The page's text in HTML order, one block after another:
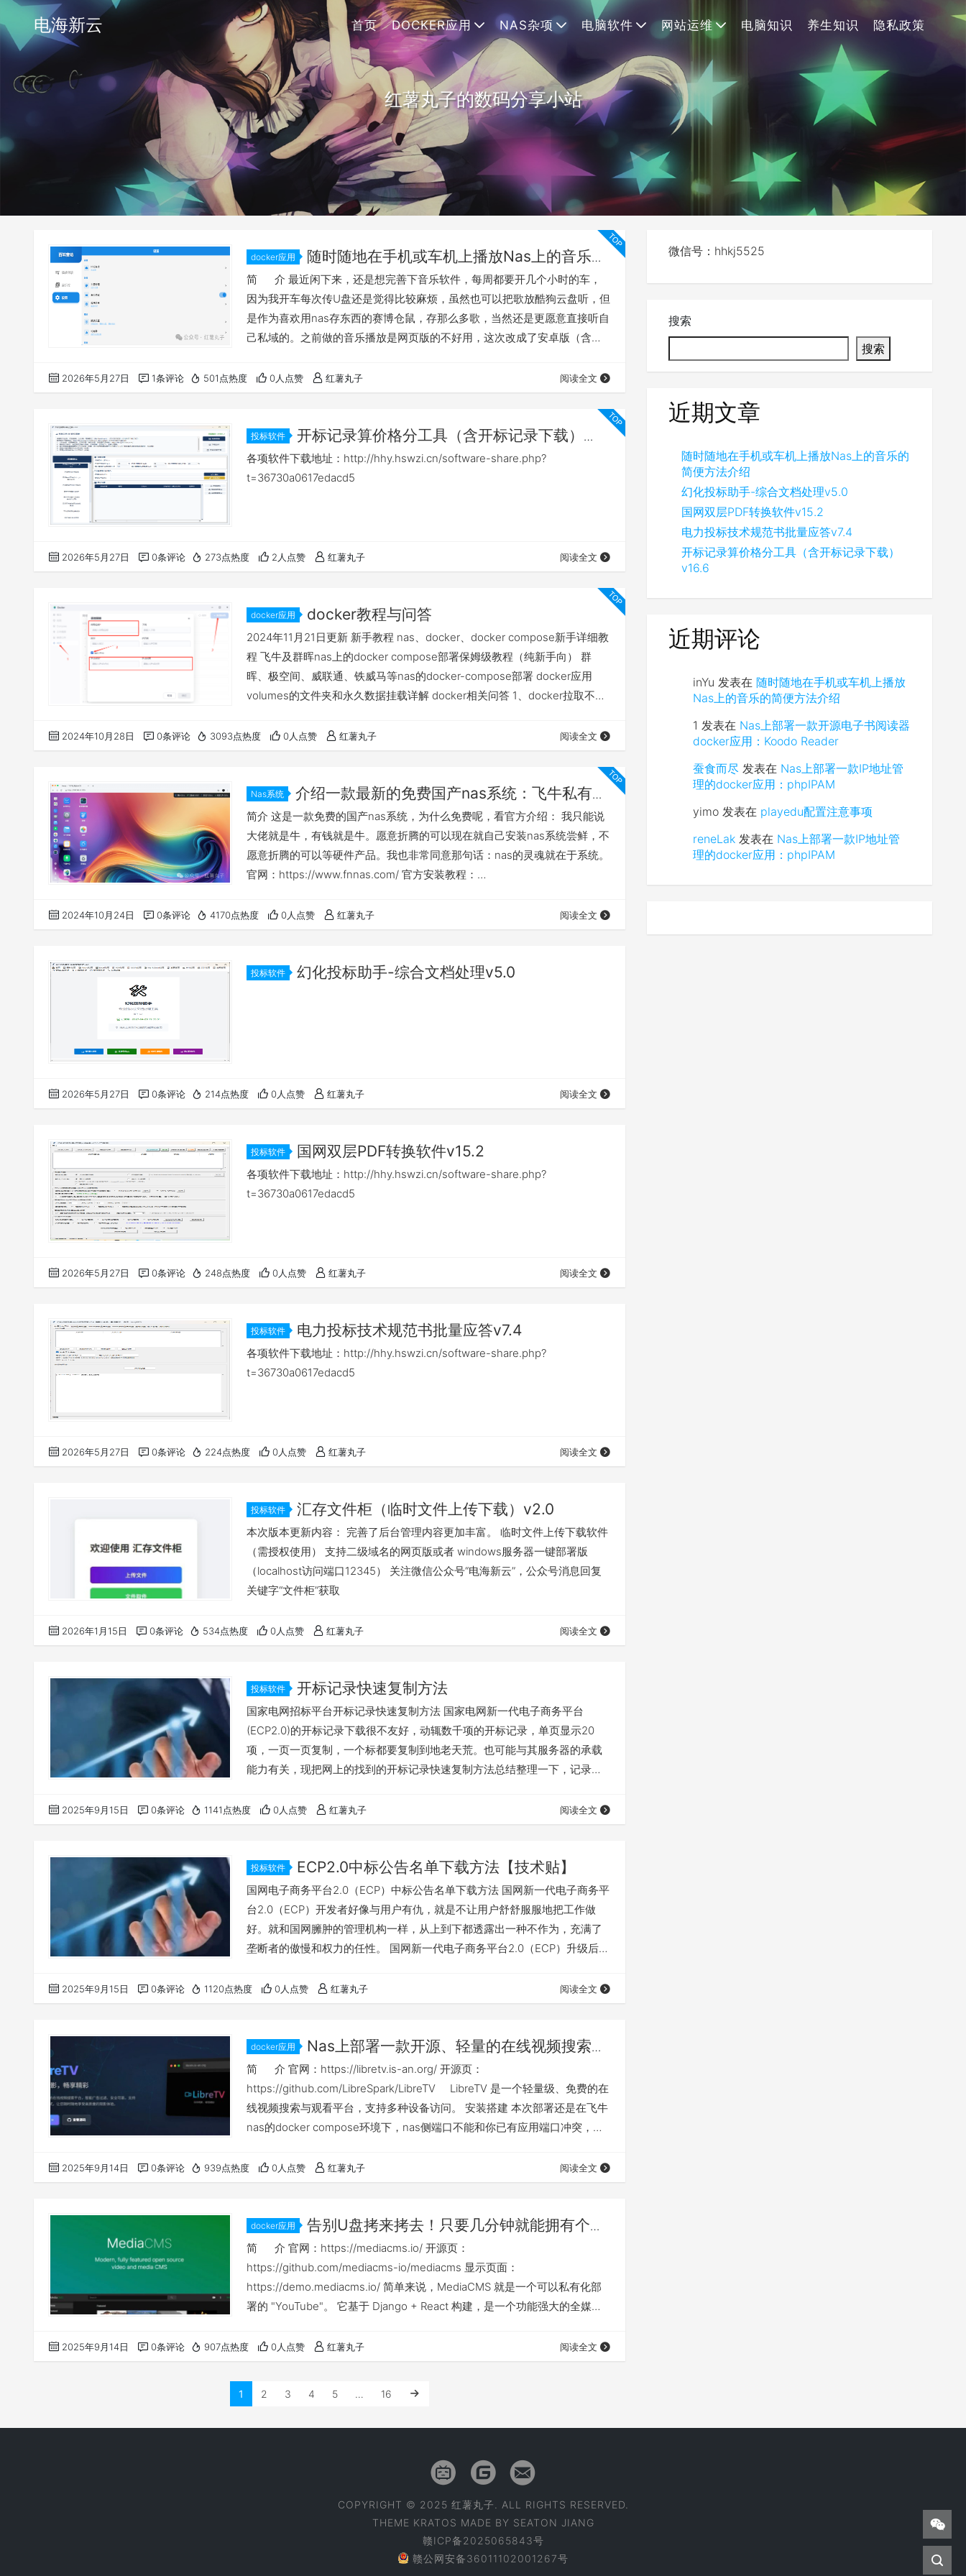
电海新云 首页 DOCKER应用 NAS杂项 电脑软件 网站运维 电脑知识 养生知识 隐私政策
红薯丸子的数码分享小站
docker应用
随时随地在手机或车机上播放Nas上的音乐的
简便方法介绍
简 介 最近闲下来，还是想完善下音乐软件，每周都要开几个小时的车，
因为我开车每次传U盘还是觉得比较麻烦，虽然也可以把歌放酷狗云盘听，但
是作为喜欢用nas存东西的赛博仓鼠，存那么多歌，当然还是更愿意直接听自
己私域的。之前做的音乐播放是网页版的不好用，这次改成了安卓版（含车
mobimusic也是可以用的，但是我感觉想添加一些功能还是自己做一个更方
便，软件主打纯净，实用，便捷。软件就叫百味音坊把 软件特点： 1、连接…
2026年5月27日 1条评论 501点热度 0人点赞 红薯丸子 阅读全文
投标软件
开标记录算价格分工具（含开标记录下载）
v16.6
各项软件下载地址：http://hhy.hswzi.cn/software-share.php?
t=36730a0617edacd5
2026年5月27日 0条评论 273点热度 2人点赞 红薯丸子 阅读全文
docker应用 docker教程与问答
2024年11月21日更新 新手教程 nas、docker、docker compose新手详细教
程 飞牛及群晖nas上的docker compose部署保姆级教程（纯新手向） 群
晖、极空间、威联通、铁威马等nas的docker-compose部署 docker应用
volumes的文件夹和永久数据挂载详解 docker相关问答 1、docker拉取不了
常见问题汇总贴 2、nas异地访问的4种方案，哪个适合我 飞牛nas的4种远程
访问方…
2024年10月28日 0条评论 3093点热度 0人点赞 红薯丸子 阅读全文
Nas系统
介绍一款最新的免费国产nas系统：飞牛私有云
fnOS
简介 这是一款免费的国产nas系统，为什么免费呢，看官方介绍： 我只能说
大佬就是牛，有钱就是牛。愿意折腾的可以现在就自己安装nas系统尝鲜，不
愿意折腾的可以等硬件产品。我也非常同意那句话：nas的灵魂就在于系统。
官网：https://www.fnnas.com/ 官方安装教程：
统做个简单介绍，因为公测版本是0.8.11，所以是会慢慢完善的，需要使用的
必须备份好自己的数据！！！ 这款…
2024年10月24日 0条评论 4170点热度 0人点赞 红薯丸子 阅读全文
投标软件 幻化投标助手-综合文档处理v5.0
2026年5月27日 0条评论 214点热度 0人点赞 红薯丸子 阅读全文
投标软件 国网双层PDF转换软件v15.2
各项软件下载地址：http://hhy.hswzi.cn/software-share.php?
t=36730a0617edacd5
2026年5月27日 0条评论 248点热度 0人点赞 红薯丸子 阅读全文
投标软件 电力投标技术规范书批量应答v7.4
各项软件下载地址：http://hhy.hswzi.cn/software-share.php?
t=36730a0617edacd5
2026年5月27日 0条评论 224点热度 0人点赞 红薯丸子 阅读全文
投标软件 汇存文件柜（临时文件上传下载）v2.0
本次版本更新内容： 完善了后台管理内容更加丰富。 临时文件上传下载软件
（需授权使用） 支持二级域名的网页版或者 windows服务器一键部署版
（localhost访问端口12345） 关注微信公众号“电海新云”，公众号消息回复
关键字“文件柜”获取
2026年1月15日 0条评论 534点热度 0人点赞 红薯丸子 阅读全文
投标软件 开标记录快速复制方法
国家电网招标平台开标记录快速复制方法 国家电网新一代电子商务平台
(ECP2.0)的开标记录下载很不友好，动辄数千项的开标记录，单页显示20
项，一页一页复制，一个标都要复制到地老天荒。也可能与其服务器的承载
能力有关，现把网上的找到的开标记录快速复制方法总结整理一下，记录备
务平台(ECP2.0)打开开标记录（按包查看） 二、选择采购项目名称，点击按
包查看，不要按投标人查看。 三、在新弹出页面显示每页数据数量20这个位
2025年9月15日 0条评论 1141点热度 0人点赞 红薯丸子 阅读全文
投标软件 ECP2.0中标公告名单下载方法【技术贴】
国网电子商务平台2.0（ECP）中标公告名单下载方法 国网新一代电子商务平
台2.0（ECP）开发者好像与用户有仇，就是不让用户舒舒服服地把工作做
好。就和国网臃肿的管理机构一样，从上到下都透露出一种不作为，充满了
垄断者的傲慢和权力的任性。 国网新一代电子商务平台2.0（ECP）升级后，
限限制，只能预览，不让下载、复制和打印。 下面介绍的方法，通过对一些
参数的调整，可以在网页端对中标公告中的PDF文件直接下载，此方法比较
2025年9月15日 0条评论 1120点热度 0人点赞 红薯丸子 阅读全文
docker应用
Nas上部署一款开源、轻量的在线视频搜索与
观看docker应用：libretv
简 介 官网：https://libretv.is-an.org/ 开源页：
https://github.com/LibreSpark/LibreTV LibreTV 是一个轻量级、免费的在
线视频搜索与观看平台，支持多种设备访问。 安装搭建 本次部署还是在飞牛
nas的docker compose环境下，nas侧端口不能和你已有应用端口冲突，如
相关yml等文件下载链接： ht…
2025年9月14日 0条评论 939点热度 0人点赞 红薯丸子 阅读全文
docker应用
告别U盘拷来拷去！只要几分钟就能拥有个人
或企业专属「影音库」：mediacms
简 介 官网：https://mediacms.io/ 开源页：
https://github.com/mediacms-io/mediacms 显示页面：
https://demo.mediacms.io/ 简单来说，MediaCMS 就是一个可以私有化部
署的 "YouTube"。 它基于 Django + React 构建，是一个功能强大的全媒体
本次部署还是在飞牛na…
2025年9月14日 0条评论 907点热度 0人点赞 红薯丸子 阅读全文
1 2 3 4 5 … 16
微信号：hhkj5525
搜索
搜索
近期文章
随时随地在手机或车机上播放Nas上的音乐的
简便方法介绍
幻化投标助手-综合文档处理v5.0
国网双层PDF转换软件v15.2
电力投标技术规范书批量应答v7.4
开标记录算价格分工具（含开标记录下载）
v16.6
近期评论
inYu 发表在随时随地在手机或车机上播放
Nas上的音乐的简便方法介绍
1 发表在 Nas上部署一款开源电子书阅读器
docker应用：Koodo Reader
蚕食而尽 发表在 Nas上部署一款IP地址管
理的docker应用：phpIPAM
yimo 发表在 playedu配置注意事项
reneLak 发表在 Nas上部署一款IP地址管
理的docker应用：phpIPAM
COPYRIGHT © 2025 红薯丸子. ALL RIGHTS RESERVED.
THEME KRATOS MADE BY SEATON JIANG
赣ICP备2025065843号
赣公网安备36011102001267号